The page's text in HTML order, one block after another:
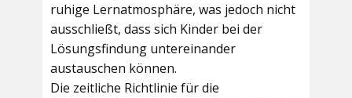
ruhige Lernatmosphäre, was jedoch nicht
ausschließt, dass sich Kinder bei der
Lösungsfindung untereinander
austauschen können.
Die zeitliche Richtlinie für die